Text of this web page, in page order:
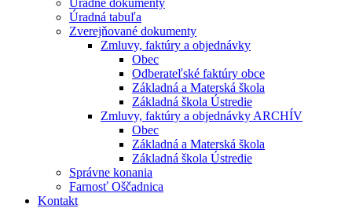
Úradné dokumenty
Úradná tabuľa
Zverejňované dokumenty
Zmluvy, faktúry a objednávky
Obec
Odberateľské faktúry obce
Základná a Materská škola
Základná škola Ústredie
Zmluvy, faktúry a objednávky ARCHÍV
Obec
Základná a Materská škola
Základná škola Ústredie
Správne konania
Farnosť Oščadnica
Kontakt